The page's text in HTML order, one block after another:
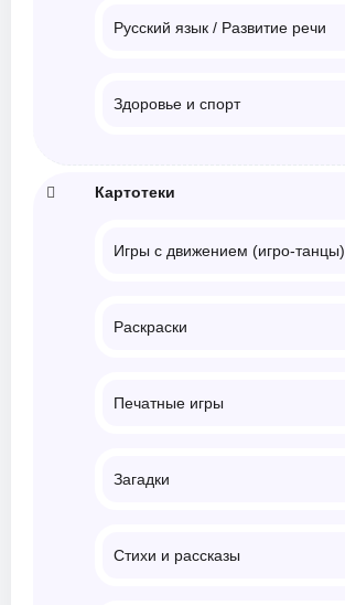
Русский язык / Развитие речи
Здоровье и спорт
Картотеки
Игры с движением (игро-танцы)
Раскраски
Печатные игры
Загадки
Стихи и рассказы